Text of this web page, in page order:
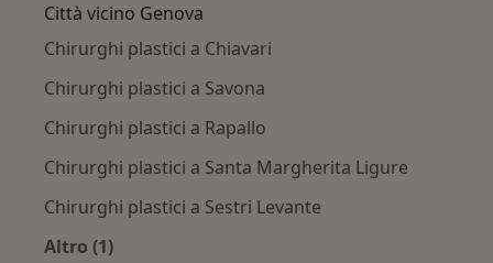
Città vicino Genova
Chirurghi plastici a Chiavari
Chirurghi plastici a Savona
Chirurghi plastici a Rapallo
Chirurghi plastici a Santa Margherita Ligure
Chirurghi plastici a Sestri Levante
Altro (1)